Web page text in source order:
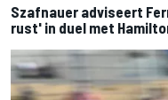
Szafnauer adviseert
rust' in duel met